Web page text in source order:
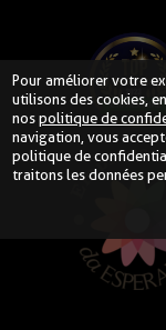
Pour améliorer votre
utilisons des cookies,
nospolitique de
navigation, vous
politique de
traitons les données